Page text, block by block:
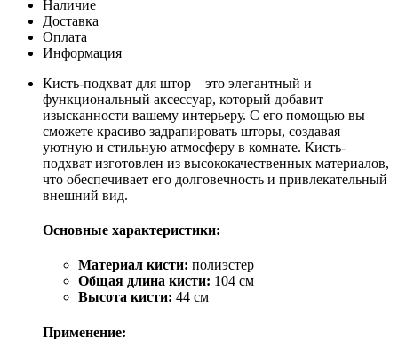
Наличие
Доставка
Оплата
Информация
Кисть-подхват для штор – это элегантный и
функциональный аксессуар, который добавит
изысканности вашему интерьеру. С его помощью вы
сможете красиво задрапировать шторы, создавая
уютную и стильную атмосферу в комнате. Кисть-
подхват изготовлен из высококачественных материалов,
что обеспечивает его долговечность и привлекательный
внешний вид.
Основные характеристики:
Материал кисти: полиэстер
Общая длина кисти: 104 см
Высота кисти: 44 см
Применение: